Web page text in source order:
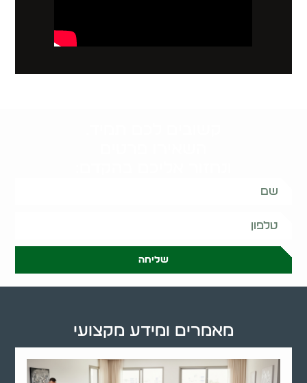
שליחה
מאמרים ומידע מקצועי